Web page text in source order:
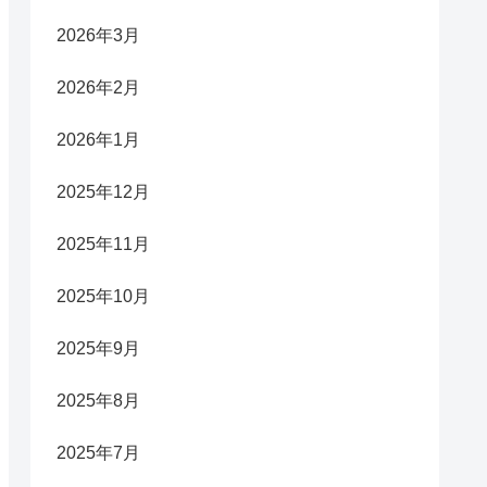
2026年3月
2026年2月
2026年1月
2025年12月
2025年11月
2025年10月
2025年9月
2025年8月
2025年7月